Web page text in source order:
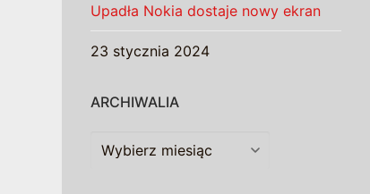
Upadła Nokia dostaje nowy ekran
23 stycznia 2024
ARCHIWALIA
Archiwalia